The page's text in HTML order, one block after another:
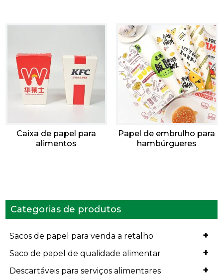
Caixa de papel para
alimentos
Papel de embrulho para
hambúrgueres
Categorias de produtos
+
Sacos de papel para venda a retalho
+
Saco de papel de qualidade alimentar
+
Descartáveis para serviços alimentares